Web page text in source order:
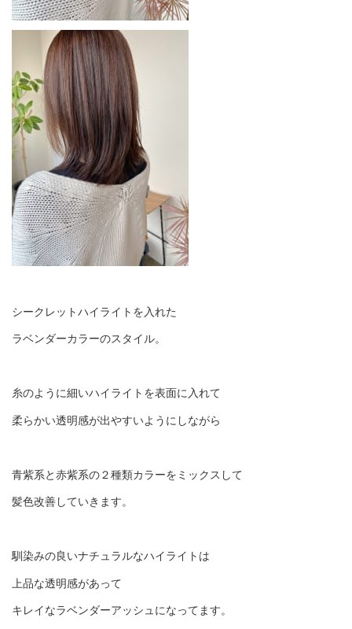
シークレットハイライトを入れた
ラベンダーカラーのスタイル。
糸のように細いハイライトを表面に入れて
柔らかい透明感が出やすいようにしながら
青紫系と赤紫系の２種類カラーをミックスして
髪色改善していきます。
馴染みの良いナチュラルなハイライトは
上品な透明感があって
キレイなラベンダーアッシュになってます。